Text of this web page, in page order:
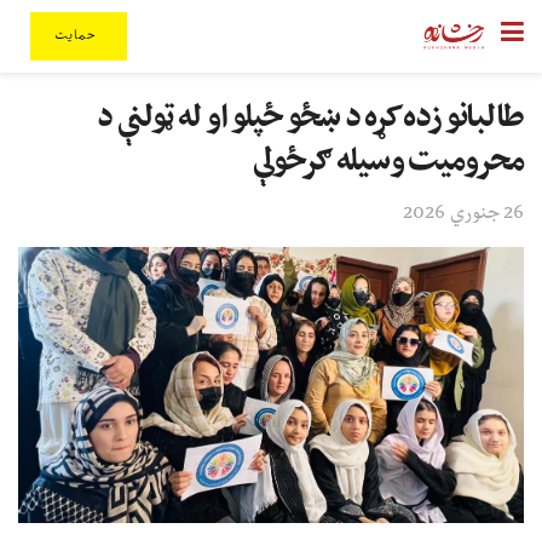
حمایت
طالبانو زده کړه د ښځو ځپلو او له ټولنې د
محرومیت وسیله ګرځولې
26 جنوري 2026